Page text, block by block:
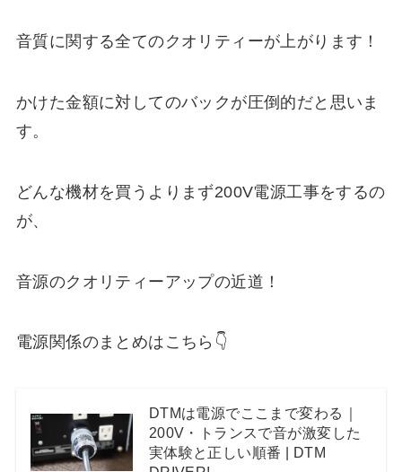
音質に関する全てのクオリティーが上がります！
かけた金額に対してのバックが圧倒的だと思いま
す。
どんな機材を買うよりまず200V電源工事をするの
が、
音源のクオリティーアップの近道！
電源関係のまとめはこちら👇
DTMは電源でここまで変わる｜
200V・トランスで音が激変した
実体験と正しい順番 | DTM